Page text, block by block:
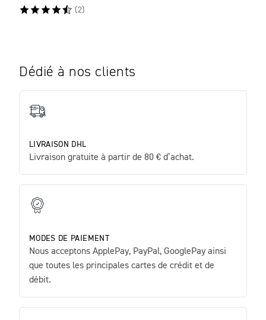
(2)
Dédié à nos clients
LIVRAISON DHL
Livraison gratuite à partir de 80 € d’achat.
MODES DE PAIEMENT
Nous acceptons ApplePay, PayPal, GooglePay ainsi
que toutes les principales cartes de crédit et de
débit.